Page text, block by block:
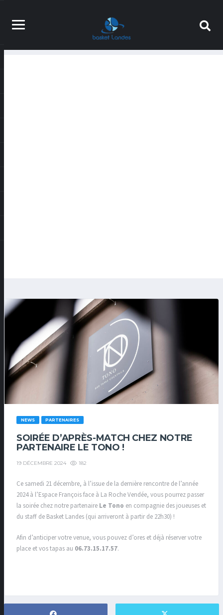
NEWS PARTENAIRES
SOIRÉE D’APRÈS-MATCH CHEZ NOTRE
PARTENAIRE LE TONO !
19 DÉCEMBRE 2024 182
Ce samedi 21 décembre, à l’issue de la dernière rencontre de l’année
2024 à l’Espace François face à La Roche Vendée, vous pourrez passer
la soirée chez notre partenaire Le Tono en compagnie des joueuses et
du staff de Basket Landes (qui arriveront à partir de 22h30) !
Afin d’anticiper votre venue, vous pouvez d’ores et déjà réserver votre
place et vos tapas au 06.73.15.17.57.